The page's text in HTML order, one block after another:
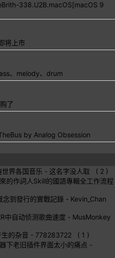
338.U2B.macOS[macOS 9
将上市
、melody、drum
了
by Analog Obsession
界各国音乐 - 这名字没人取 ( 2 )
的作詞人Skill的國語專輯全工作流程
念到發行的實戰記錄 - Kevin_Chan
中自动侦测歌曲速度 - MusMonkey
的杂音 - 778283722 ( 1 )
下老旧插件界面太小的痛点 -